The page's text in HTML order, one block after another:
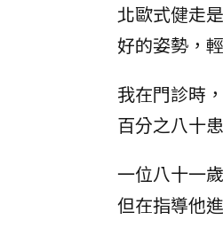
北歐式健走
好的姿勢，
我在門診時
百分之八十
一位八十一
但在指導他